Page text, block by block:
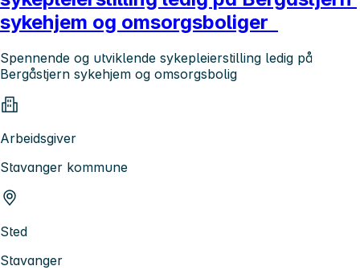
sykehjem og omsorgsboliger
Spennende og utviklende sykepleierstilling ledig på
Bergåstjern sykehjem og omsorgsbolig
Arbeidsgiver
Stavanger kommune
Sted
Stavanger